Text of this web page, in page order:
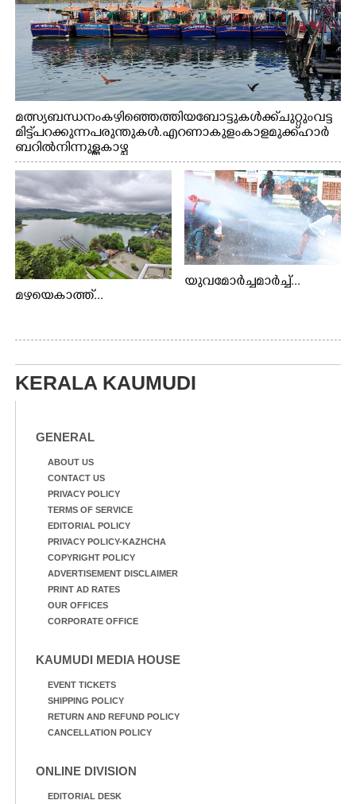
മത്സ്യബന്ധനം കഴിഞ്ഞെത്തിയ ബോട്ടുകൾക്ക് ചുറ്റും വട്ട
മിട്ട് പറക്കുന്ന പരുന്തുകൾ. എറണാകുളം കാളമുക്ക് ഹാർ
ബറിൽ നിന്നുള്ള കാഴ്ച
മഴയെകാത്ത്...
യുവമോർച്ചമാർച്ച്...
KERALA KAUMUDI
GENERAL
ABOUT US
CONTACT US
PRIVACY POLICY
TERMS OF SERVICE
EDITORIAL POLICY
PRIVACY POLICY-KAZHCHA
COPYRIGHT POLICY
ADVERTISEMENT DISCLAIMER
PRINT AD RATES
OUR OFFICES
CORPORATE OFFICE
KAUMUDI MEDIA HOUSE
EVENT TICKETS
SHIPPING POLICY
RETURN AND REFUND POLICY
CANCELLATION POLICY
ONLINE DIVISION
EDITORIAL DESK